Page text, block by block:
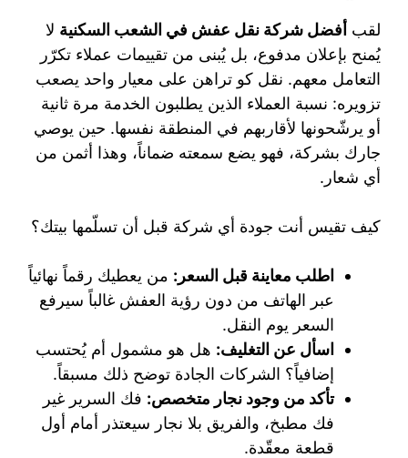
لقب أفضل شركة نقل عفش في الشعب السكنية لا
يُمنح بإعلان مدفوع، بل يُبنى من تقييمات عملاء تكرّر
التعامل معهم. نقل كو تراهن على معيار واحد يصعب
تزويره: نسبة العملاء الذين يطلبون الخدمة مرة ثانية
أو يرشّحونها لأقاربهم في المنطقة نفسها. حين يوصي
جارك بشركة، فهو يضع سمعته ضماناً، وهذا أثمن من
أي شعار.
كيف تقيس أنت جودة أي شركة قبل أن تسلّمها بيتك؟
اطلب معاينة قبل السعر: من يعطيك رقماً نهائياً
عبر الهاتف من دون رؤية العفش غالباً سيرفع
السعر يوم النقل.
اسأل عن التغليف: هل هو مشمول أم يُحتسب
إضافياً؟ الشركات الجادة توضح ذلك مسبقاً.
تأكد من وجود نجار متخصص: فك السرير غير
فك مطبخ، والفريق بلا نجار سيعتذر أمام أول
قطعة معقّدة.